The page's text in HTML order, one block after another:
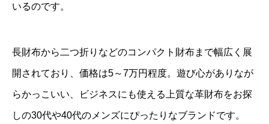
いるのです。
長財布から二つ折りなどのコンパクト財布まで幅広く展
開されており、価格は5～7万円程度。遊び心がありなが
らかっこいい、ビジネスにも使える上質な革財布をお探
しの30代や40代のメンズにぴったりなブランドです。